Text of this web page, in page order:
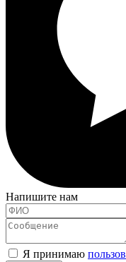
Напишите нам
Я принимаю